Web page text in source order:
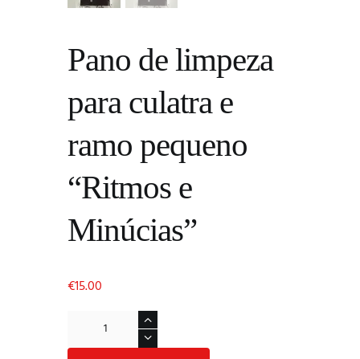
Pano de limpeza
para culatra e
ramo pequeno
“Ritmos e
Minúcias”
€15.00
Quantidade